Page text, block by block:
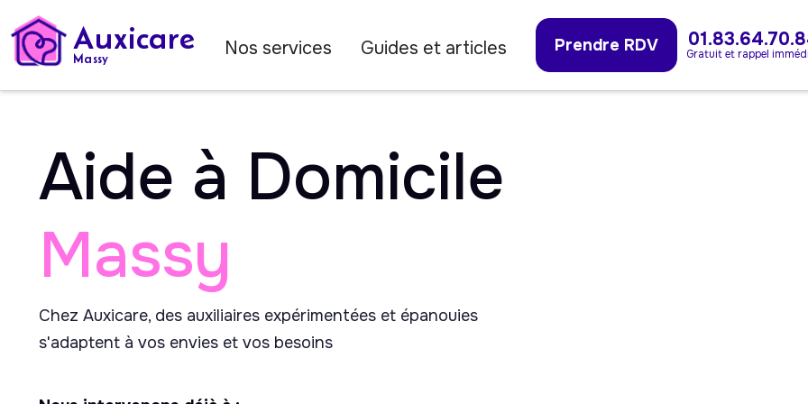
Auxicare
Massy Nos services Guides et articles Prendre RDV Gratuit et rappel
Aide à Domicile
Massy
Chez Auxicare, des auxiliaires expérimentées et épanouies
s'adaptent à vos envies et vos besoins